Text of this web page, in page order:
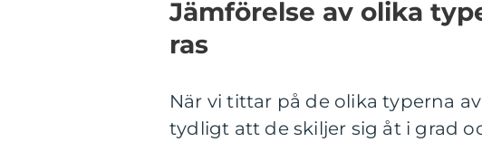
Jämförelse av olika
ras
När vi tittar på de olika typerna
tydligt att de skiljer sig åt i grad